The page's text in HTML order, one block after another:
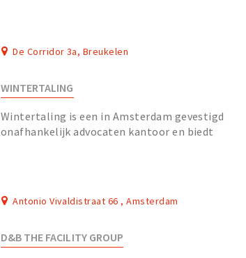
De Corridor 3a, Breukelen
WINTERTALING
Wintertaling is een in Amsterdam gevestigd
onafhankelijk advocaten kantoor en biedt
Antonio Vivaldistraat 66 , Amsterdam
D&B THE FACILITY GROUP